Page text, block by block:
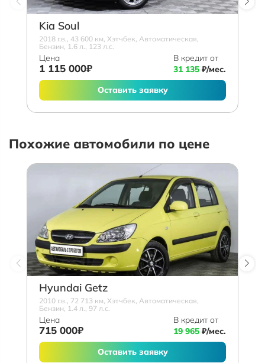
Kia Soul
2018 г.в., 43 600 км, Хэтчбек, Автоматическая,
Бензин, 1.6 л., 123 л.с.
Цена
1 115 000₽
В кредит от
31 135 ₽/мес.
Оставить заявку
Похожие автомобили по цене
Hyundai Getz
2010 г.в., 72 713 км, Хэтчбек, Автоматическая,
Бензин, 1.4 л., 97 л.с.
Цена
715 000₽
В кредит от
19 965 ₽/мес.
Оставить заявку